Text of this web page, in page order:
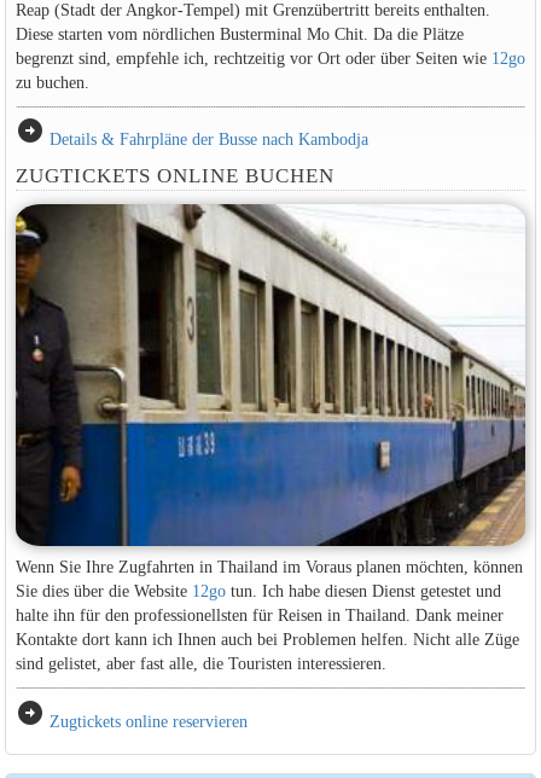
Reap (Stadt der Angkor-Tempel) mit Grenzübertritt bereits enthalten.
Diese starten vom nördlichen Busterminal Mo Chit. Da die Plätze
begrenzt sind, empfehle ich, rechtzeitig vor Ort oder über Seiten wie 12go
zu buchen.
arrow_circle_right Details & Fahrpläne der Busse nach Kambodja
ZUGTICKETS ONLINE BUCHEN
Wenn Sie Ihre Zugfahrten in Thailand im Voraus planen möchten, können
Sie dies über die Website 12gotun. Ich habe diesen Dienst getestet und
halte ihn für den professionellsten für Reisen in Thailand. Dank meiner
Kontakte dort kann ich Ihnen auch bei Problemen helfen. Nicht alle Züge
sind gelistet, aber fast alle, die Touristen interessieren.
arrow_circle_right Zugtickets online reservieren